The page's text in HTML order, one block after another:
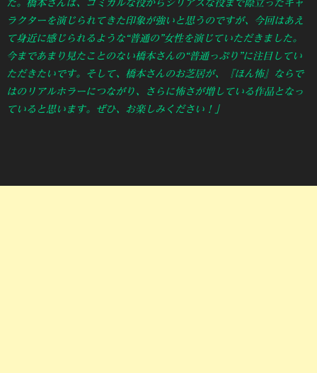
た。橋本さんは、コミカルな役からシリアスな役まで際立ったキャ
ラクターを演じられてきた印象が強いと思うのですが、今回はあえ
て身近に感じられるような“普通の”女性を演じていただきました。
今まであまり見たことのない橋本さんの“普通っぷり”に注目してい
ただきたいです。そして、橋本さんのお芝居が、『ほん怖』ならで
はのリアルホラーにつながり、さらに怖さが増している作品となっ
ていると思います。ぜひ、お楽しみください！」